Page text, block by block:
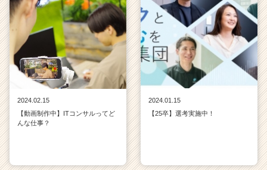
2024.02.15
【動画制作中】ITコンサルってど
んな仕事？
2024.01.15
【25卒】選考実施中！